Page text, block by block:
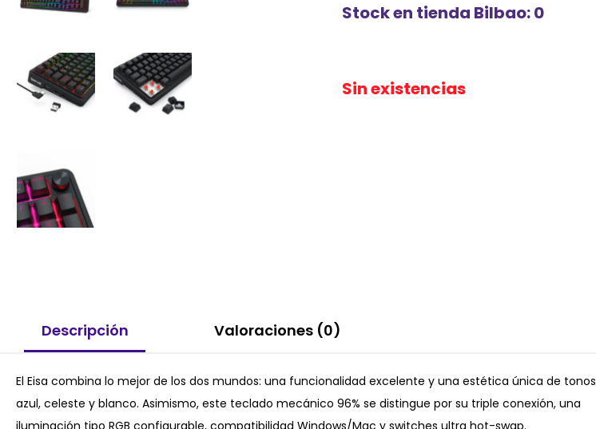
Stock en tienda Bilbao: 0
Sin existencias
Descripción Valoraciones (0)
El Eisa combina lo mejor de los dos mundos: una funcionalidad excelente y una estética única de tonos
azul, celeste y blanco. Asimismo, este teclado mecánico 96% se distingue por su triple conexión, una
iluminación tipo RGB configurable, compatibilidad Windows/Mac y switches ultra hot-swap.